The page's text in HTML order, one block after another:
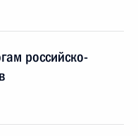
российско-